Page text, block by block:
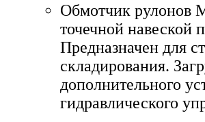
Обмотчик рулонов
точечной навеской
Предназначен для
складирования.
дополнительного
гидравлического